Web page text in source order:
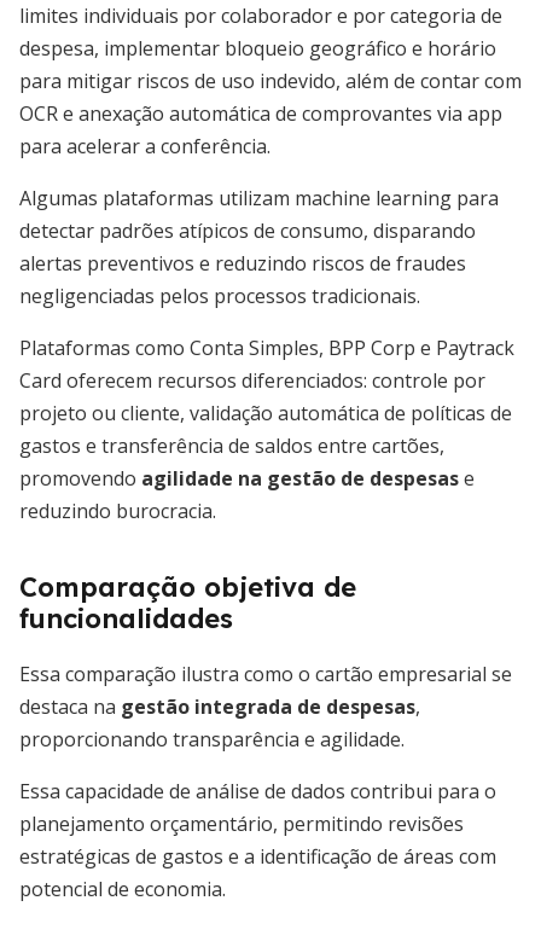
limites individuais por colaborador e por categoria de
despesa, implementar bloqueio geográfico e horário
para mitigar riscos de uso indevido, além de contar com
OCR e anexação automática de comprovantes via app
para acelerar a conferência.
Algumas plataformas utilizam machine learning para
detectar padrões atípicos de consumo, disparando
alertas preventivos e reduzindo riscos de fraudes
negligenciadas pelos processos tradicionais.
Plataformas como Conta Simples, BPP Corp e Paytrack
Card oferecem recursos diferenciados: controle por
projeto ou cliente, validação automática de políticas de
gastos e transferência de saldos entre cartões,
promovendo agilidade na gestão de despesase
reduzindo burocracia.
Comparação objetiva de
funcionalidades
Essa comparação ilustra como o cartão empresarial se
destaca na gestão integrada de despesas,
proporcionando transparência e agilidade.
Essa capacidade de análise de dados contribui para o
planejamento orçamentário, permitindo revisões
estratégicas de gastos e a identificação de áreas com
potencial de economia.